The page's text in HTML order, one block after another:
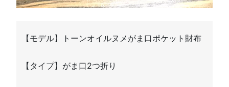
【モデル】トーンオイルヌメがま口ポケット財布
【タイプ】がま口2つ折り